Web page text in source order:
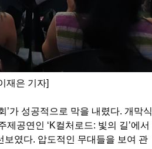
재은 기자]
’가 성공적으로 막을 내렸다. 개막식
공연인 ‘K컬처로드: 빛의 길’에서
보였다. 압도적인 무대들을 보여 관